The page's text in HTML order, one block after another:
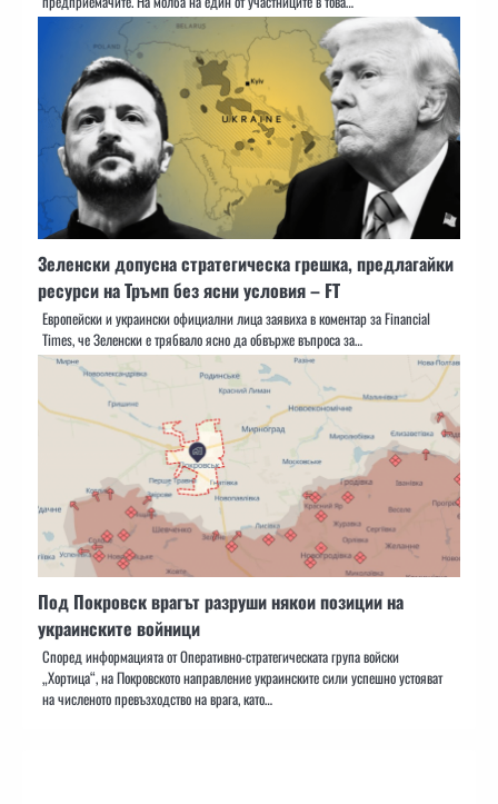
Зеленски допусна стратегическа грешка, предлагайки
ресурси на Тръмп без ясни условия – FT
Европейски и украински официални лица заявиха в коментар за Financial
Times, че Зеленски е трябвало ясно да обвърже въпроса за…
Под Покровск врагът разруши някои позиции на
украинските войници
Според информацията от Оперативно-стратегическата група войски
„Хортица“, на Покровското направление украинските сили успешно устояват
на численото превъзходство на врага, като…